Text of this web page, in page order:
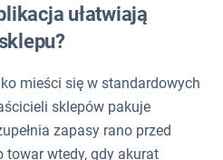
ułatwiają
mieści się w standardowych
sklepów pakuje
zapasy rano przed
towar wtedy, gdy akurat